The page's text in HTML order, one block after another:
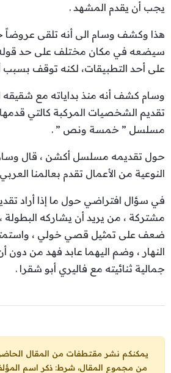
يجب أن يقدم المشهد .
هذا وكشف وسام الى أنه تلقى عروضاً
سيضعه في مكان مختلف على حد
على أحد التطبيقات، لكنه توقف بسبب
وسام كشف أنه منذ بداياته مع
تقديم الشخصيات المركبة كالتي
مسلسل ” خمسة ونص ” .
حول تقديمه مسلسل أكشن ، قال وسام
النوعية من الأعمال تقدم بعالمنا
في سؤال افتراضي حول ما إذا أراد
مشتركة ، من يريد أن يشاركه البطولة
ضعف على تمثيل قصي خولي ،
النهار ، وضم اليهما عابد فهد من دون
جمالية ثنائيته مع فاليري أبو شقرا .
من مجموع المقال، شرط: ذكر اسم